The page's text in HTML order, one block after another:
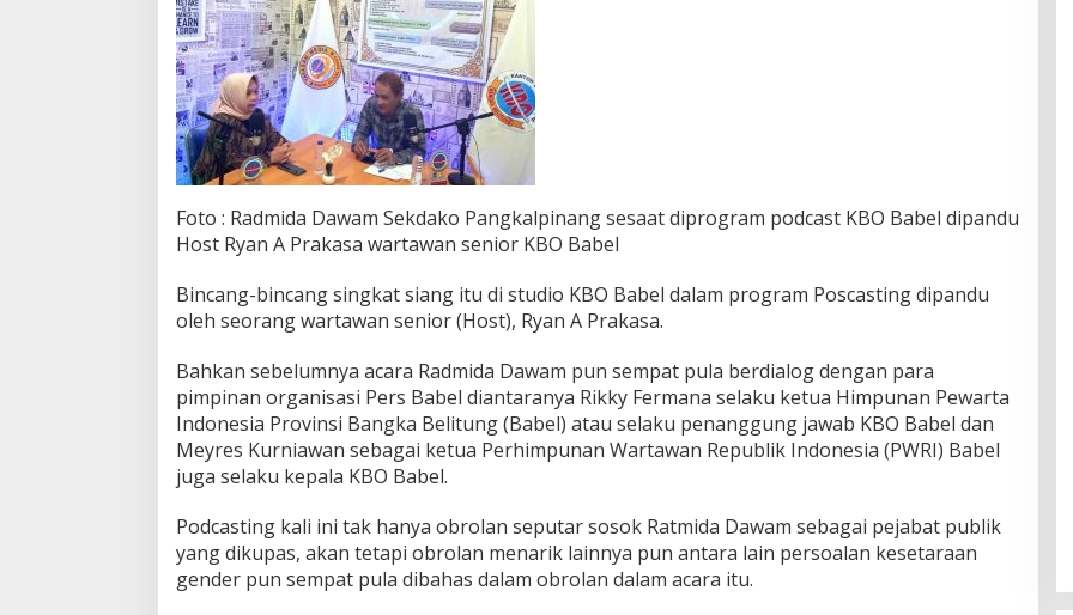
Foto : Radmida Dawam Sekdako Pangkalpinang sesaat diprogram podcast KBO Babel dipandu
Host Ryan A Prakasa wartawan senior KBO Babel
Bincang-bincang singkat siang itu di studio KBO Babel dalam program Poscasting dipandu
oleh seorang wartawan senior (Host), Ryan A Prakasa.
Bahkan sebelumnya acara Radmida Dawam pun sempat pula berdialog dengan para
pimpinan organisasi Pers Babel diantaranya Rikky Fermana selaku ketua Himpunan Pewarta
Indonesia Provinsi Bangka Belitung (Babel) atau selaku penanggung jawab KBO Babel dan
Meyres Kurniawan sebagai ketua Perhimpunan Wartawan Republik Indonesia (PWRI) Babel
juga selaku kepala KBO Babel.
Podcasting kali ini tak hanya obrolan seputar sosok Ratmida Dawam sebagai pejabat publik
yang dikupas, akan tetapi obrolan menarik lainnya pun antara lain persoalan kesetaraan
gender pun sempat pula dibahas dalam obrolan dalam acara itu.